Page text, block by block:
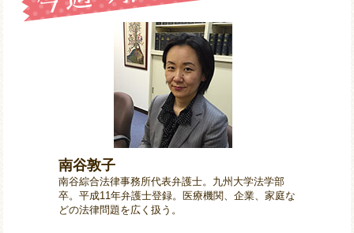
南谷敦子
南谷綜合法律事務所代表弁護士。九州大学法学部
卒。平成11年弁護士登録。医療機関、企業、家庭な
どの法律問題を広く扱う。